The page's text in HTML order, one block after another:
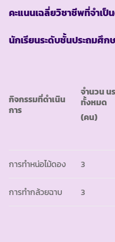
คะแนนเฉลี่ยวิชาชีพที่จำเป็
นักเรียนระดับชั้นประถมศึก
กิจกรรมที่ดำเนิน
การ
จำนวน น
ทั้งหมด
(คน)
การทำหน่อไม้ดอง 3
การทำกล้วยฉาบ 3